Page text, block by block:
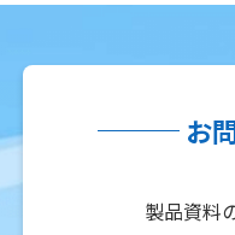
お
製品資料